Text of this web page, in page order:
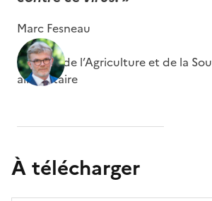
Marc Fesneau
Ministre de l’Agriculture et de la
alimentaire
À télécharger